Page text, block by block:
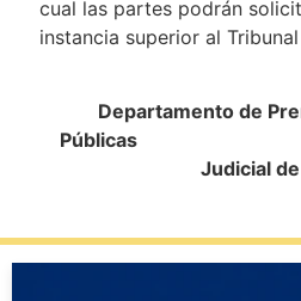
cual las partes podrán
instancia superior al
Departamento de
Judicial